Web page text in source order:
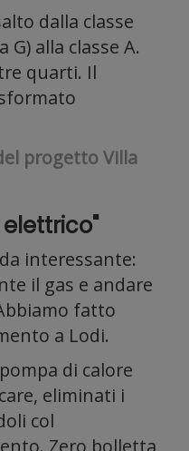
dalla classe
alla classe A.
quarti. Il
progetto Villa
interessante:
il gas e andare
fatto
a Lodi.
di calore
eliminati i
col
Zero bolletta